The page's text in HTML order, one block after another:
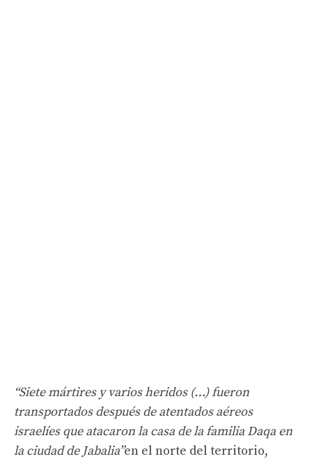
“Siete mártires y varios heridos (…) fueron
transportados después de atentados aéreos
israelíes que atacaron la casa de la familia Daqa en
la ciudad de Jabalia”en el norte del territorio,